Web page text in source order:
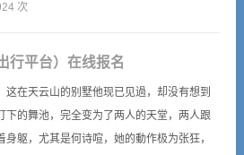
次
行平台）在线报名
在天云山的别墅他现已见過，却没有想到
下的舞池，完全变为了两人的天堂，两人跟
躯，尤其是何诗喧，她的動作极为张狂，